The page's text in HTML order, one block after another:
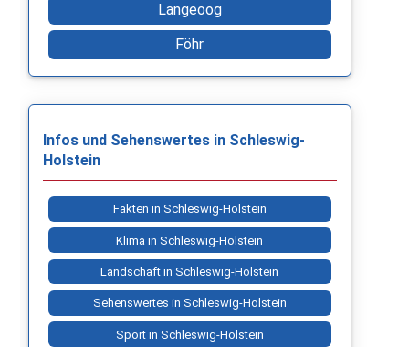
Langeoog
Föhr
Infos und Sehenswertes in Schleswig-
Holstein
Fakten in Schleswig-Holstein
Klima in Schleswig-Holstein
Landschaft in Schleswig-Holstein
Sehenswertes in Schleswig-Holstein
Sport in Schleswig-Holstein